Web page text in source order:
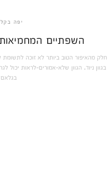
יפה
השפתיים המחמיאות
חלק מהאיפור הטוב ביותר לא זוכה
בגוון ניוד. הגוון שלא-אמורים-לראות יכול
בגלאם